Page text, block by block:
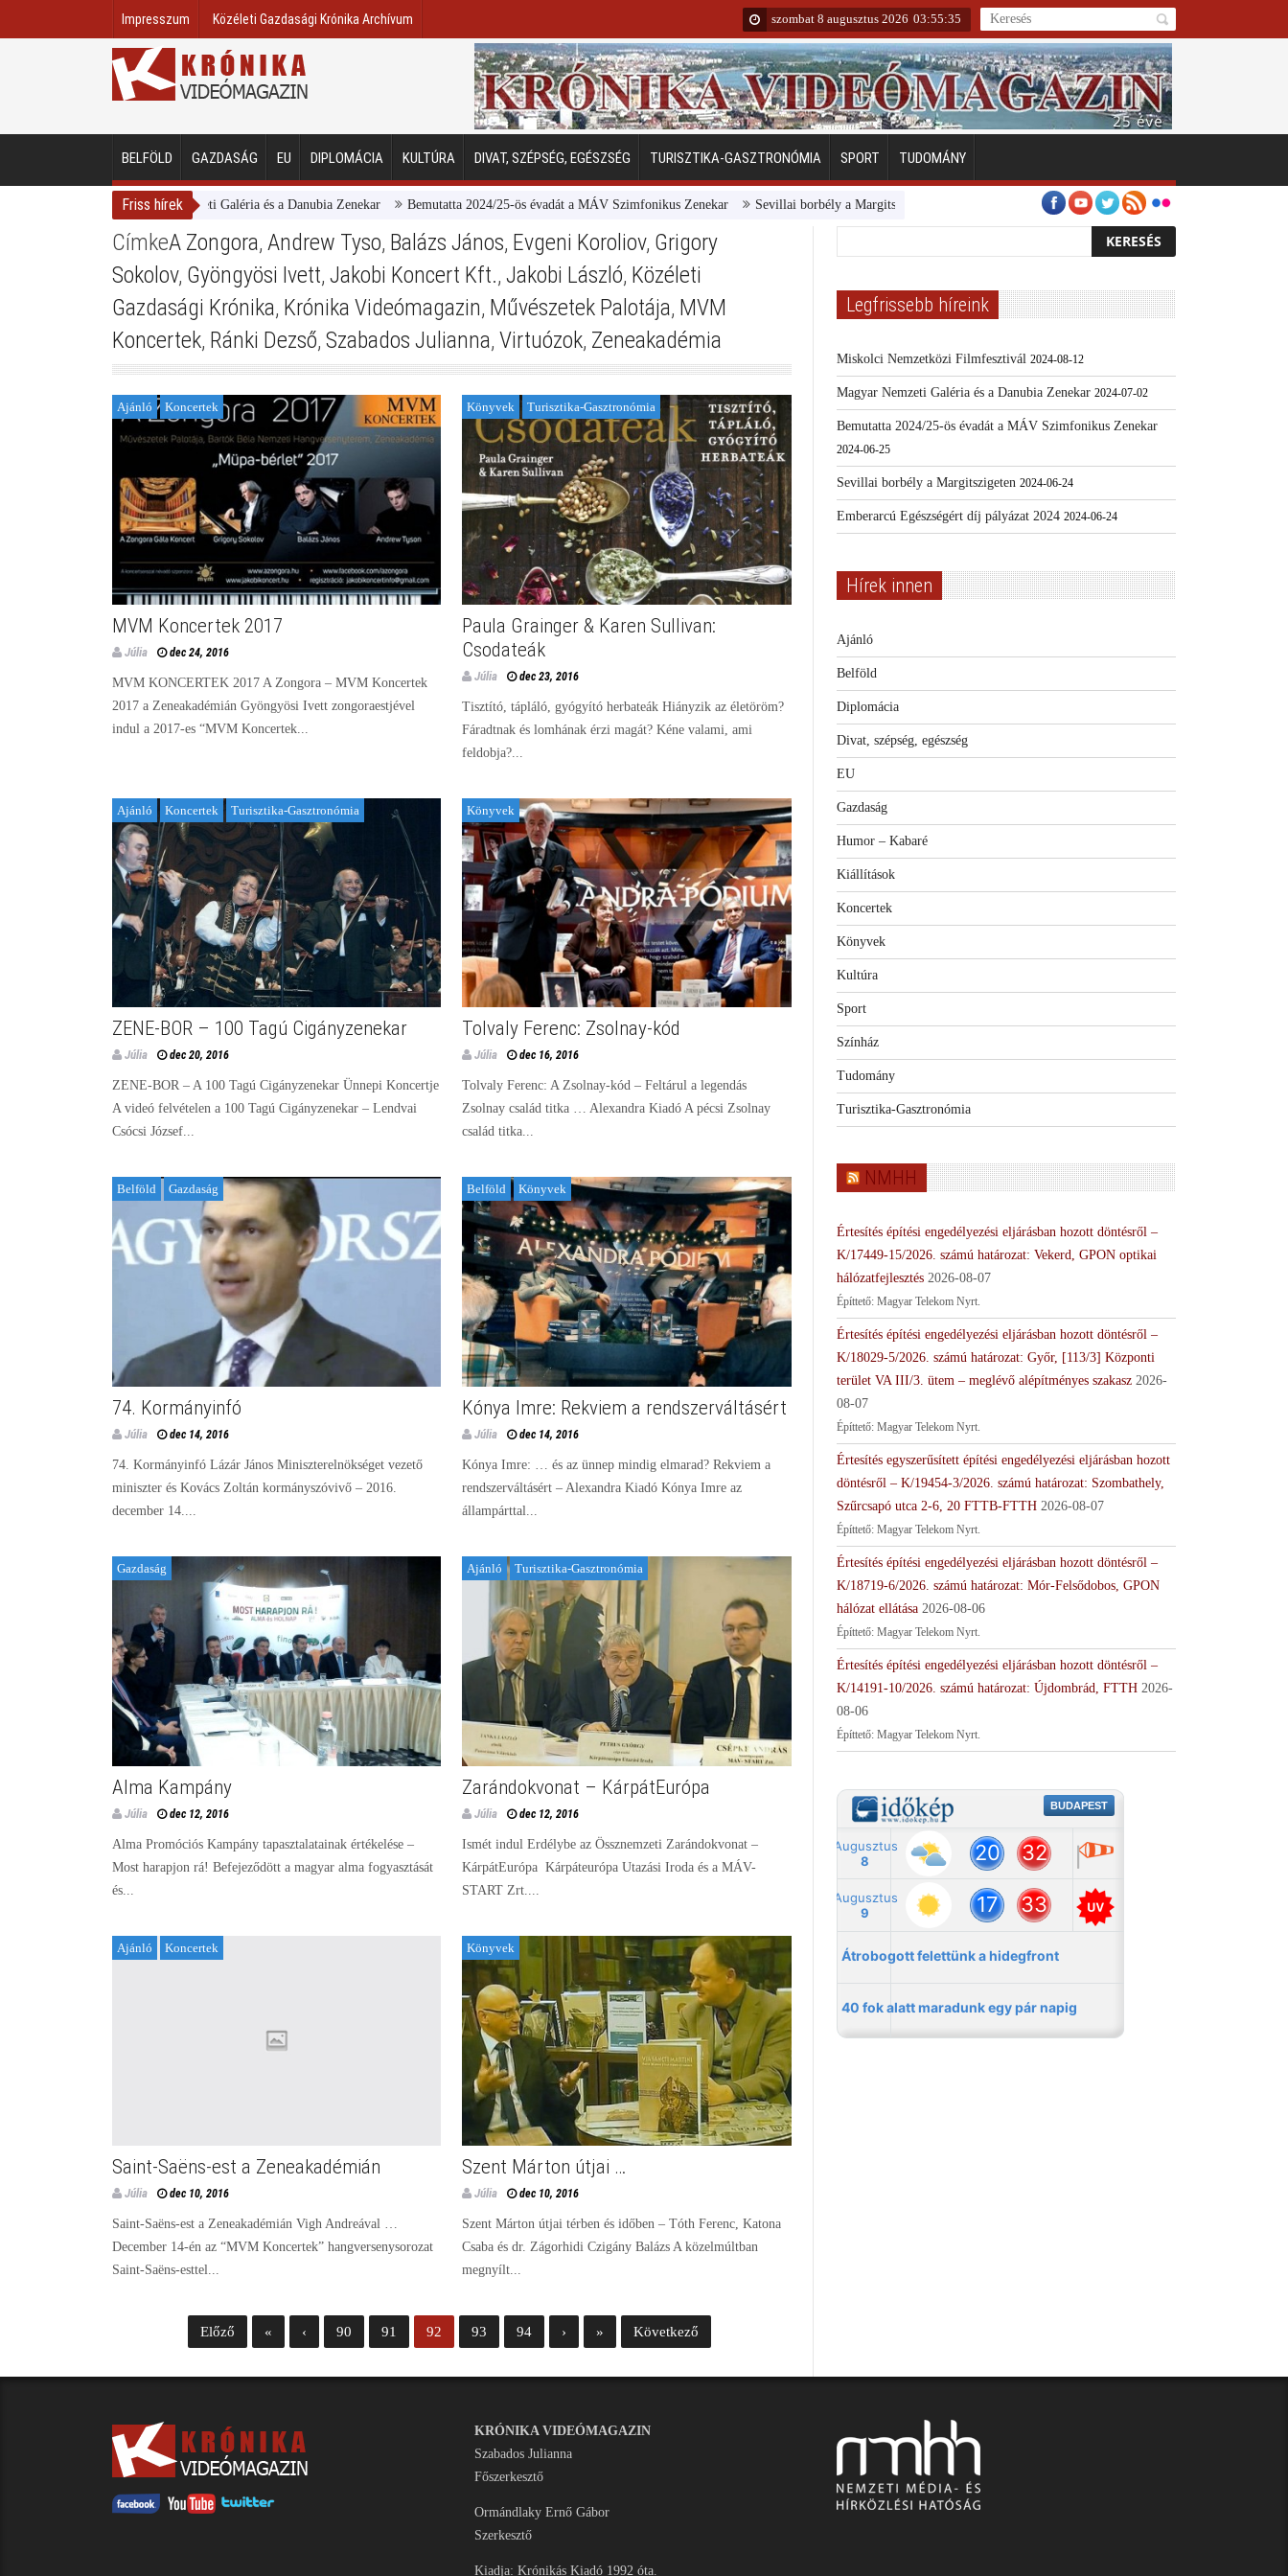
Impresszum Közéleti Gazdasági Krónika Archívum szombat 8 augusztus 2026 03:55:36
BELFÖLD GAZDASÁG EU DIPLOMÁCIA KULTÚRA DIVAT, SZÉPSÉG, EGÉSZSÉG TURISZTIKA-GASZTRONÓMIA SPORT TUDOMÁNY
Friss hírek
Magyar Nemzeti Galéria és a Danubia Zenekar Bemutatta 2024/25-ös évadát a MÁV Szimfonikus Zenekar Sevillai borbély a Margitszigeten Emberarcú Egészségért díj pályázat 2024 Kertész/Kópiák
CímkeA Zongora, Andrew Tyso, Balázs János, Evgeni Koroliov, Grigory
Sokolov, Gyöngyösi Ivett, Jakobi Koncert Kft., Jakobi László, Közéleti
Gazdasági Krónika, Krónika Videómagazin, Művészetek Palotája, MVM
Koncertek, Ránki Dezső, Szabados Julianna, Virtuózok, Zeneakadémia
Ajánló Koncertek
MVM Koncertek 2017
Júlia dec 24, 2016
MVM KONCERTEK 2017 A Zongora – MVM Koncertek
2017 a Zeneakadémián Gyöngyösi Ivett zongoraestjével
indul a 2017-es “MVM Koncertek...
Könyvek Turisztika-Gasztronómia
Paula Grainger & Karen Sullivan:
Csodateák
Júlia dec 23, 2016
Tisztító, tápláló, gyógyító herbateák Hiányzik az életöröm?
Fáradtnak és lomhának érzi magát? Kéne valami, ami
feldobja?...
Ajánló Koncertek Turisztika-Gasztronómia
ZENE-BOR – 100 Tagú Cigányzenekar
Júlia dec 20, 2016
ZENE-BOR – A 100 Tagú Cigányzenekar Ünnepi Koncertje
A videó felvételen a 100 Tagú Cigányzenekar – Lendvai
Csócsi József...
Könyvek
Tolvaly Ferenc: Zsolnay-kód
Júlia dec 16, 2016
Tolvaly Ferenc: A Zsolnay-kód – Feltárul a legendás
Zsolnay család titka … Alexandra Kiadó A pécsi Zsolnay
család titka...
Belföld Gazdaság
74. Kormányinfó
Júlia dec 14, 2016
74. Kormányinfó Lázár János Miniszterelnökséget vezető
miniszter és Kovács Zoltán kormányszóvivő – 2016.
december 14....
Belföld Könyvek
Kónya Imre: Rekviem a rendszerváltásért
Júlia dec 14, 2016
Kónya Imre: … és az ünnep mindig elmarad? Rekviem a
rendszerváltásért – Alexandra Kiadó Kónya Imre az
állampárttal...
Gazdaság
Alma Kampány
Júlia dec 12, 2016
Alma Promóciós Kampány tapasztalatainak értékelése –
Most harapjon rá! Befejeződött a magyar alma fogyasztását
és...
Ajánló Turisztika-Gasztronómia
Zarándokvonat – KárpátEurópa
Júlia dec 12, 2016
Ismét indul Erdélybe az Össznemzeti Zarándokvonat –
KárpátEurópa Kárpáteurópa Utazási Iroda és a MÁV-
START Zrt....
Ajánló Koncertek
Saint-Saëns-est a Zeneakadémián
Júlia dec 10, 2016
Saint-Saëns-est a Zeneakadémián Vigh Andreával …
December 14-én az “MVM Koncertek” hangversenysorozat
Saint-Saëns-esttel...
Könyvek
Szent Márton útjai …
Júlia dec 10, 2016
Szent Márton útjai térben és időben – Tóth Ferenc, Katona
Csaba és dr. Zágorhidi Czigány Balázs A közelmúltban
megnyílt...
Előző « ‹ 90 91 92 93 94 › » Következő
Legfrissebb híreink
Miskolci Nemzetközi Filmfesztivál 2024-08-12
Magyar Nemzeti Galéria és a Danubia Zenekar 2024-07-02
Bemutatta 2024/25-ös évadát a MÁV Szimfonikus Zenekar
2024-06-25
Sevillai borbély a Margitszigeten 2024-06-24
Emberarcú Egészségért díj pályázat 2024 2024-06-24
Hírek innen
Ajánló
Belföld
Diplomácia
Divat, szépség, egészség
EU
Gazdaság
Humor – Kabaré
Kiállítások
Koncertek
Könyvek
Kultúra
Sport
Színház
Tudomány
Turisztika-Gasztronómia
NMHH
Értesítés építési engedélyezési eljárásban hozott döntésről –
K/17449-15/2026. számú határozat: Vekerd, GPON optikai
hálózatfejlesztés 2026-08-07
Építtető: Magyar Telekom Nyrt.
Értesítés építési engedélyezési eljárásban hozott döntésről –
K/18029-5/2026. számú határozat: Győr, [113/3] Központi
terület VA III/3. ütem – meglévő alépítményes szakasz 2026-
08-07
Építtető: Magyar Telekom Nyrt.
Értesítés egyszerűsített építési engedélyezési eljárásban hozott
döntésről – K/19454-3/2026. számú határozat: Szombathely,
Szűrcsapó utca 2-6, 20 FTTB-FTTH 2026-08-07
Építtető: Magyar Telekom Nyrt.
Értesítés építési engedélyezési eljárásban hozott döntésről –
K/18719-6/2026. számú határozat: Mór-Felsődobos, GPON
hálózat ellátása 2026-08-06
Építtető: Magyar Telekom Nyrt.
Értesítés építési engedélyezési eljárásban hozott döntésről –
K/14191-10/2026. számú határozat: Újdombrád, FTTH 2026-
08-06
Építtető: Magyar Telekom Nyrt.
KRÓNIKA VIDEÓMAGAZIN
Szabados Julianna
Főszerkesztő
Ormándlaky Ernő Gábor
Szerkesztő
Kiadja: Krónikás Kiadó 1992 óta.